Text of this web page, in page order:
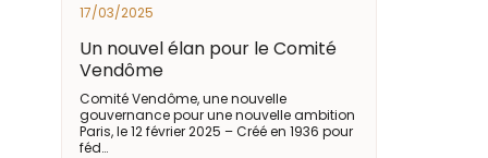
17/03/2025
Un nouvel élan pour le Comité
Vendôme
Comité Vendôme, une nouvelle
gouvernance pour une nouvelle ambition
Paris, le 12 février 2025 – Créé en 1936 pour
féd…